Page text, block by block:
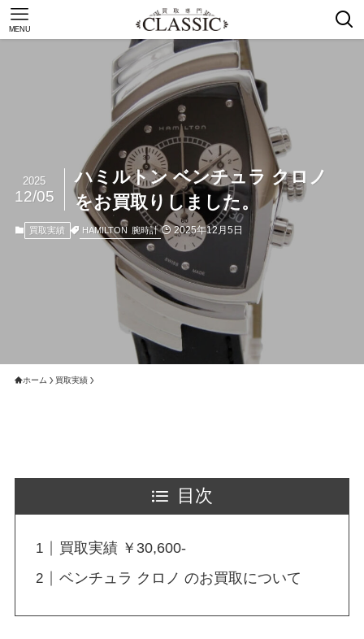
MENU
ハミルトン ベンチュラ クロノ
をお買取りしました。
2025
12/05
買取実績 HAMILTON 腕時計 2025年12月5日
ホーム 買取実績
目次
買取実績 ￥30,600-
ベンチュラ クロノ のお買取について